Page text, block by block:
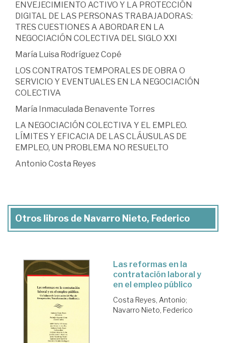
ENVEJECIMIENTO ACTIVO Y LA PROTECCIÓN
DIGITAL DE LAS PERSONAS TRABAJADORAS:
TRES CUESTIONES A ABORDAR EN LA
NEGOCIACIÓN COLECTIVA DEL SIGLO XXI
María Luisa Rodríguez Copé
LOS CONTRATOS TEMPORALES DE OBRA O
SERVICIO Y EVENTUALES EN LA NEGOCIACIÓN
COLECTIVA
María Inmaculada Benavente Torres
LA NEGOCIACIÓN COLECTIVA Y EL EMPLEO.
LÍMITES Y EFICACIA DE LAS CLÁUSULAS DE
EMPLEO, UN PROBLEMA NO RESUELTO
Antonio Costa Reyes
Otros libros de Navarro Nieto, Federico
Las reformas en la
contratación laboral y
en el empleo público
Costa Reyes, Antonio;
Navarro Nieto, Federico